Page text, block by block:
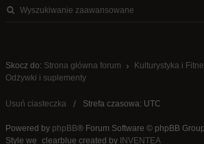
Wyszukiwanie zaawansowane
Skocz do: Strona główna forum
Kulturystyka i
Odżywki i suplementy
Usuń ciasteczka Strefa czasowa: UTC
Powered by phpBB® Forum Software © phpBB Group
Style we_clearblue created by INVENTEA